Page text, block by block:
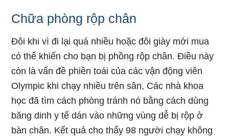
Chữa phòng rộp chân
Đôi khi vì đi lại quá nhiều hoặc đôi giày mới mua
có thể khiến cho bạn bị phồng rộp chân. Điều này
còn là vấn đề phiền toái của các vận động viên
Olympic khi chạy nhiều trên sân, Các nhà khoa
học đã tìm cách phòng tránh nó bằng cách dùng
băng dinh y tế dán vào những vùng dễ bị rộp ở
bàn chân. Kết quả cho thấy 98 người chạy không